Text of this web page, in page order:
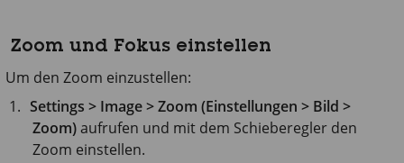
Zoom und Fokus einstellen
Um den Zoom einzustellen:
Settings > Image > Zoom (Einstellungen > Bild >
Zoom)aufrufen und mit dem Schieberegler den
Zoom einstellen.